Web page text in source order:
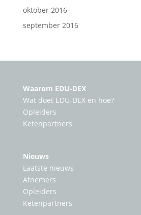
oktober 2016
september 2016
Waarom EDU-DEX
Wat doet EDU-DEX en hoe?
Opleiders
Ketenpartners
Nieuws
Laatste nieuws
Afnemers
Opleiders
Ketenpartners